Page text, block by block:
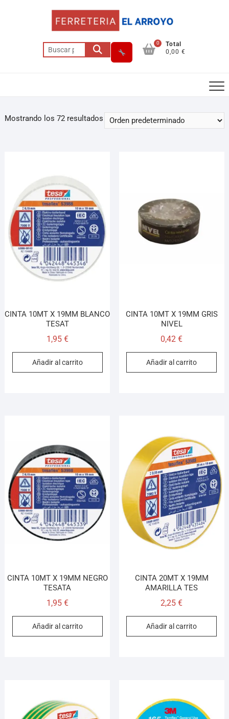
0
Total
0,00 €
Mostrando los 72 resultados
CINTA 10MT X 19MM BLANCO
TESAT
1,95 €
Añadir al carrito
CINTA 10MT X 19MM GRIS
NIVEL
0,42€
Añadir al carrito
CINTA 10MT X 19MM NEGRO
TESATA
1,95 €
Añadir al carrito
CINTA 20MT X 19MM
AMARILLA TES
2,25€
Añadir al carrito
Asesor El Arroyo
En línea · responde en segundos
Llamar (cerrado)
aunque no sepas el nombre exacto